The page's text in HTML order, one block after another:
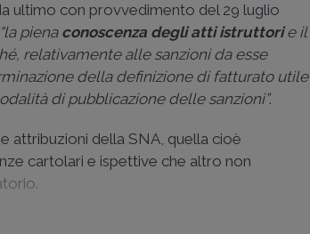
ultimo con provvedimento del 29 luglio
“la pienaconoscenza degli atti istruttorie il
relativamente alle sanzioni da esse
della definizione di fatturato utile
di pubblicazione delle sanzioni”.
attribuzioni della SNA, quella cioè
cartolari e ispettive che altro non